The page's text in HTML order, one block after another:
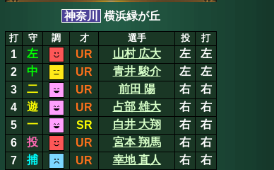
神奈川 横浜緑が丘
打 守 調 才 選手 投 打
1 左 UR 山村 広大 左
左
2
中 UR 青井 駿介 左
左
3
二 UR 前田 陽 右
右
4
遊 UR 占部 雄大 右
右
5
一 SR 白井 大翔 右
右
6
投 UR 宮本 翔馬 右
右
7
捕 UR 幸地 直人 右
右